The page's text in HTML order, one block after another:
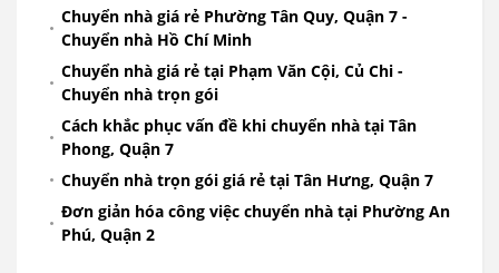
Chuyển nhà giá rẻ Phường Tân Quy, Quận 7 -
Chuyển nhà Hồ Chí Minh
Chuyển nhà giá rẻ tại Phạm Văn Cội, Củ Chi -
Chuyển nhà trọn gói
Cách khắc phục vấn đề khi chuyển nhà tại Tân
Phong, Quận 7
Chuyển nhà trọn gói giá rẻ tại Tân Hưng, Quận 7
Đơn giản hóa công việc chuyển nhà tại Phường An
Phú, Quận 2